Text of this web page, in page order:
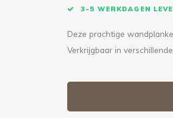
3-5 WERKDAGEN
Deze prachtige
Verkrijgbaar in